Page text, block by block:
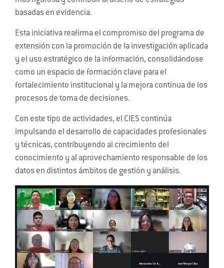
basadas en evidencia.
Esta iniciativa reafirma el compromiso del programa de
extensión con la promoción de la investigación aplicada
y el uso estratégico de la información, consolidándose
como un espacio de formación clave para el
fortalecimiento institucional y la mejora continua de los
procesos de toma de decisiones.
Con este tipo de actividades, el CIES continúa
impulsando el desarrollo de capacidades profesionales
y técnicas, contribuyendo al crecimiento del
conocimiento y al aprovechamiento responsable de los
datos en distintos ámbitos de gestión y análisis.